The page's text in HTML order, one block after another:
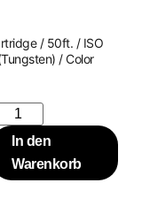
/ 50ft. / ISO
/ Color
In den
Warenkorb